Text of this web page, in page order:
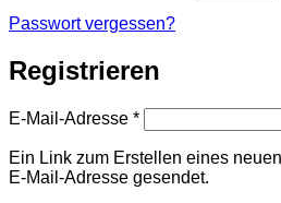
Passwort vergessen?
Registrieren
E-Mail-Adresse *Erforderlich
Ein Link zum Erstellen eines
E-Mail-Adresse gesendet.